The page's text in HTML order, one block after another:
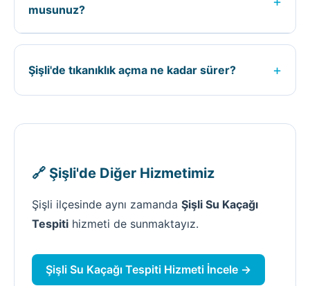
için ücretsiz keşif yapıyoruz.
musunuz?
Evet, Şişli ilçesinde 7/24 acil tıkanıklık açma
76 numaralı telefondan bize ulaşabilirsiniz.
Şişli'de tıkanıklık açma ne kadar sürer? +
Şişli'de tıkanıklık açma süresi; işin büyüklüğüne,
🔗 Şişli'de Diğer Hizmetimiz
Şişli ilçesinde aynı zamanda Şişli Su Kaçağı
Tespiti hizmeti de sunmaktayız.
Şişli Su Kaçağı Tespiti Hizmeti İncele →